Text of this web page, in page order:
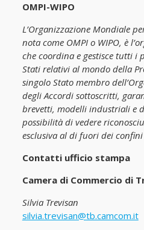
OMPI-WIPO
L’Organizzazione Mondiale
nota come OMPI o WIPO, è
che coordina e gestisce tutti
Stati relativi al mondo della
singolo Stato membro
degli Accordi sottoscritti,
brevetti, modelli industriali e
possibilità di vedere
esclusiva al di fuori dei
Contatti ufficio stampa
Camera di Commercio di
Silvia Trevisan
silvia.trevisan@tb.camcom.it